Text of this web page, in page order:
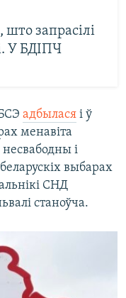
што запрасілі
У БДІПЧ
адбылася і ў
менавіта
несвабодны і
выбарах
СНД
станоўча.